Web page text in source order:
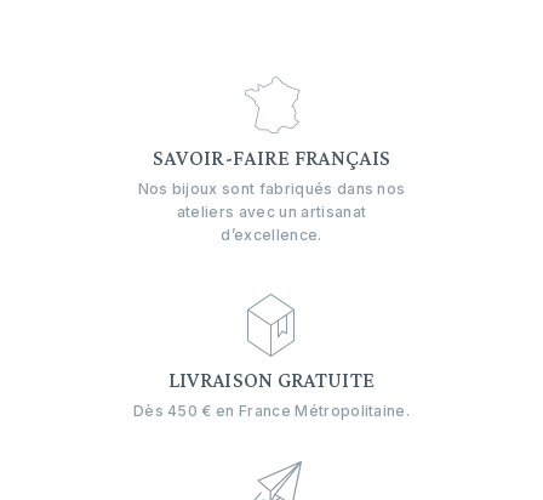
SAVOIR-FAIRE FRANÇAIS
Nos bijoux sont fabriqués dans nos
ateliers avec un artisanat
d’excellence.
LIVRAISON GRATUITE
Dès 450 € en France Métropolitaine.